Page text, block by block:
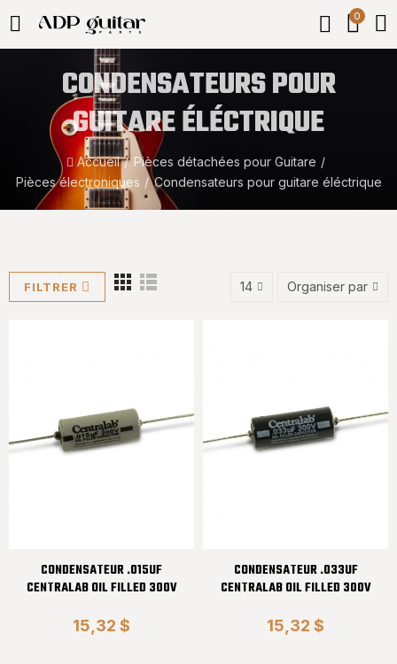
0
CONDENSATEURS POUR
GUITARE ÉLÉCTRIQUE
Accueil
Pièces détachées pour Guitare
Pièces électroniques
Condensateurs pour guitare éléctrique
FILTRER 14 Organiser par
CONDENSATEUR .015UF
CENTRALAB OIL FILLED 300V
15,32 $
CONDENSATEUR .033UF
CENTRALAB OIL FILLED 300V
15,32 $